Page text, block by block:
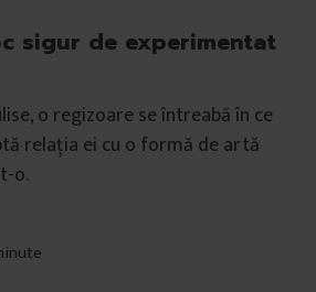
sigur de experimentat
o regizoare se întreabă în ce
relația ei cu o formă de artă
o.